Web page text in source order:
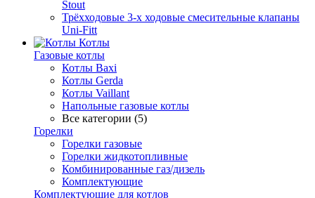
Stout
Трёхходовые 3-х ходовые смесительные клапаны
Uni-Fitt
Котлы
Газовые котлы
Котлы Baxi
Котлы Gerda
Котлы Vaillant
Напольные газовые котлы
Все категории (5)
Горелки
Горелки газовые
Горелки жидкотопливные
Комбинированные газ/дизель
Комплектующие
Комплектующие для котлов